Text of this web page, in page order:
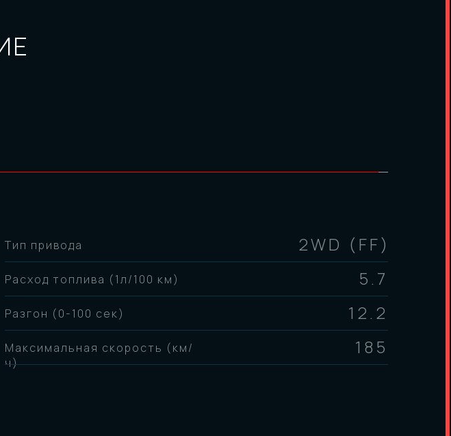
185
Максимальная скорость (км/
ч)
Разгон (0-100 сек) 12.2
5.7
Расход топлива (1л/100 км)
Тип привода 2WD (FF)